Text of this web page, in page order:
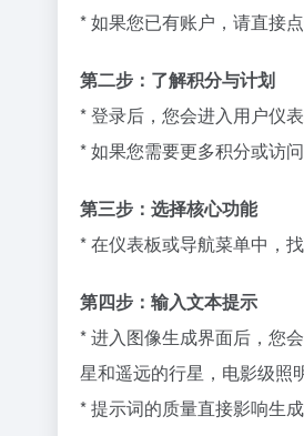
* 如果您已有账户，请直接
第二步：了解积分与计划
* 登录后，您会进入用户仪
* 如果您需要更多积分或访
第三步：选择核心功能
* 在仪表板或导航菜单中，
第四步：输入文本提示
* 进入图像生成界面后，您
星和遥远的行星，电影级照
* 提示词的质量直接影响生